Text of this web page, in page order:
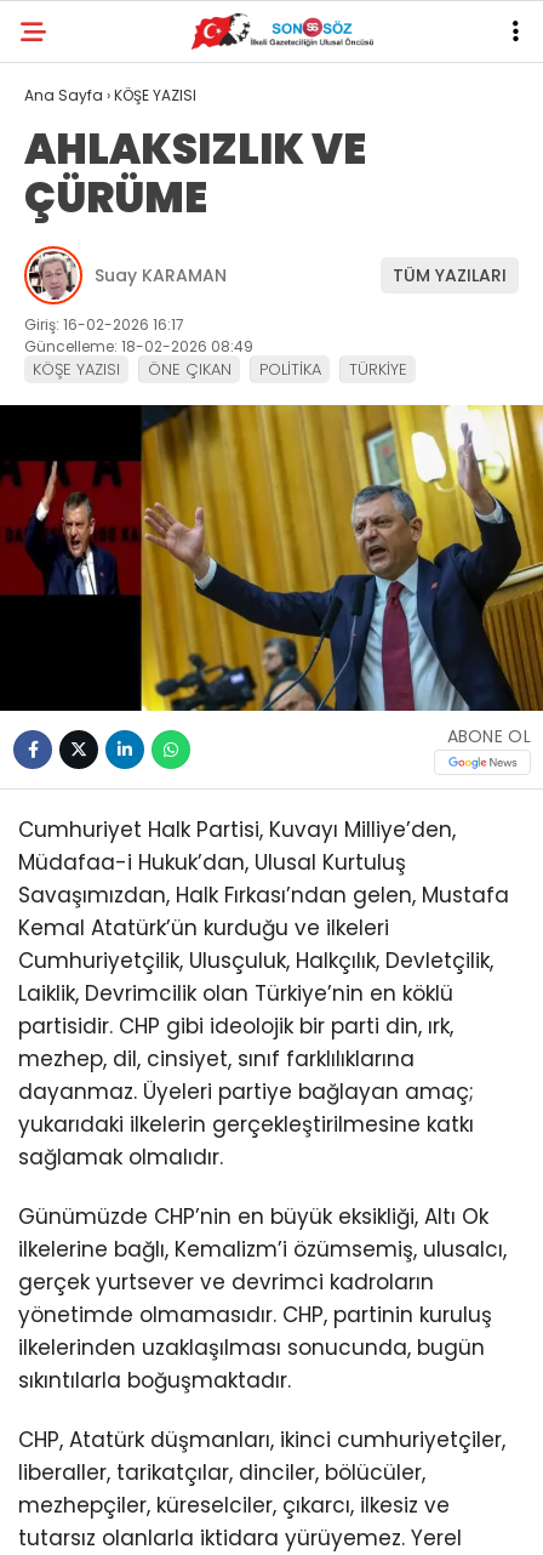
Ana Sayfa ›KÖŞE YAZISI
AHLAKSIZLIK VE
ÇÜRÜME
Suay KARAMAN TÜM YAZILARI
Giriş: 16-02-2026 16:17
Güncelleme: 18-02-2026 08:49
KÖŞE YAZISI ÖNE ÇIKAN POLİTİKA TÜRKİYE
ABONE OL
Cumhuriyet Halk Partisi, Kuvayı Milliye’den,
Müdafaa-i Hukuk’dan, Ulusal Kurtuluş
Savaşımızdan, Halk Fırkası’ndan gelen, Mustafa
Kemal Atatürk’ün kurduğu ve ilkeleri
Cumhuriyetçilik, Ulusçuluk, Halkçılık, Devletçilik,
Laiklik, Devrimcilik olan Türkiye’nin en köklü
partisidir. CHP gibi ideolojik bir parti din, ırk,
mezhep, dil, cinsiyet, sınıf farklılıklarına
dayanmaz. Üyeleri partiye bağlayan amaç;
yukarıdaki ilkelerin gerçekleştirilmesine katkı
sağlamak olmalıdır.
Günümüzde CHP’nin en büyük eksikliği, Altı Ok
ilkelerine bağlı, Kemalizm’i özümsemiş, ulusalcı,
gerçek yurtsever ve devrimci kadroların
yönetimde olmamasıdır. CHP, partinin kuruluş
ilkelerinden uzaklaşılması sonucunda, bugün
sıkıntılarla boğuşmaktadır.
CHP, Atatürk düşmanları, ikinci cumhuriyetçiler,
liberaller, tarikatçılar, dinciler, bölücüler,
mezhepçiler, küreselciler, çıkarcı, ilkesiz ve
tutarsız olanlarla iktidara yürüyemez. Yerel